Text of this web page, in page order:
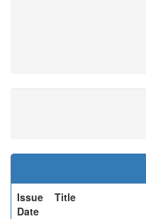
Issue
Date
Title